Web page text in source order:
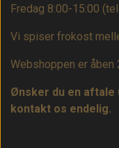
Fredag 8:00-15:00
Vi spiser frokost
Webshoppen er åben
Ønsker du en aftale
kontakt os endelig.